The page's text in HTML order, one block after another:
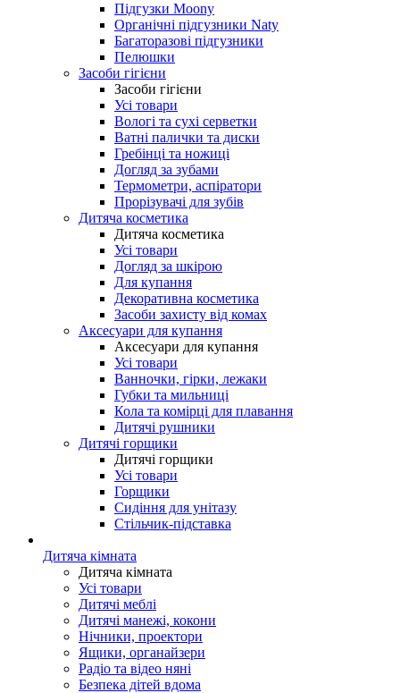
Підгузки Moony
Органічні підгузники Naty
Багаторазові підгузники
Пелюшки
Засоби гігієни
Засоби гігієни
Усі товари
Вологі та сухі серветки
Ватні палички та диски
Гребінці та ножиці
Догляд за зубами
Термометри, аспіратори
Прорізувачі для зубів
Дитяча косметика
Дитяча косметика
Усі товари
Догляд за шкірою
Для купання
Декоративна косметика
Засоби захисту від комах
Аксесуари для купання
Аксесуари для купання
Усі товари
Ванночки, гірки, лежаки
Губки та мильниці
Кола та комірці для плавання
Дитячі рушники
Дитячі горщики
Дитячі горщики
Усі товари
Горщики
Сидіння для унітазу
Стільчик-підставка
Дитяча кімната
Дитяча кімната
Усі товари
Дитячі меблі
Дитячі манежі, кокони
Нічники, проектори
Ящики, органайзери
Радіо та відео няні
Безпека дітей вдома